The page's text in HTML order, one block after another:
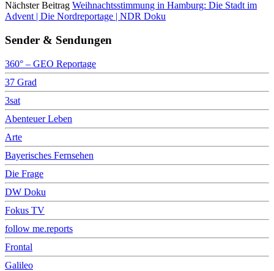
Nächster Beitrag Weihnachtsstimmung in Hamburg: Die Stadt im
Advent | Die Nordreportage | NDR Doku
Sender & Sendungen
360° – GEO Reportage
37 Grad
3sat
Abenteuer Leben
Arte
Bayerisches Fernsehen
Die Frage
DW Doku
Fokus TV
follow me.reports
Frontal
Galileo